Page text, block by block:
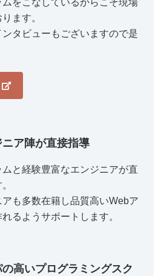
をこなしているからこそ現場
ます。
タビューもございますので是
ア陣が直接指導
と経験豊富なエンジニアが直
も多数在籍し品質高いWebア
るようサポートします。
高いプログラミングスク